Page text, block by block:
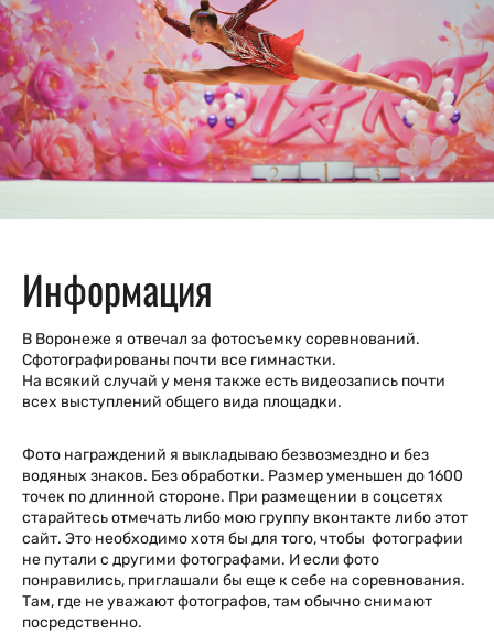
Информация
В Воронеже я отвечал за фотосъемку соревнований.
Сфотографированы почти все гимнастки.
На всякий случай у меня также есть видеозапись почти
всех выступлений общего вида площадки.
Фото награждений я выкладываю безвозмездно и без
водяных знаков. Без обработки. Размер уменьшен до 1600
точек по длинной стороне. При размещении в соцсетях
старайтесь отмечать либо мою группу вконтакте либо этот
сайт. Это необходимо хотя бы для того, чтобы фотографии
не путали с другими фотографами. И если фото
понравились, приглашали бы еще к себе на соревнования.
Там, где не уважают фотографов, там обычно снимают
посредственно.